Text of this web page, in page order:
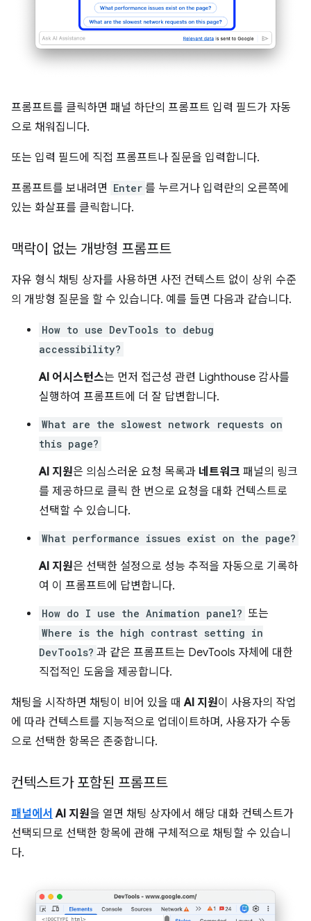
프롬프트를 클릭하면 패널 하단의 프롬프트 입력 필드가 자동
으로 채워집니다.
또는 입력 필드에 직접 프롬프트나 질문을 입력합니다.
프롬프트를 보내려면 Enter 를 누르거나 입력란의 오른쪽에
있는 화살표를 클릭합니다.
맥락이 없는 개방형 프롬프트
자유 형식 채팅 상자를 사용하면 사전 컨텍스트 없이 상위 수준
의 개방형 질문을 할 수 있습니다. 예를 들면 다음과 같습니다.
How to use DevTools to debug
accessibility?
AI 어시스턴스는 먼저 접근성 관련 Lighthouse 감사를
실행하여 프롬프트에 더 잘 답변합니다.
What are the slowest network requests on
this page?
AI 지원은 의심스러운 요청 목록과 네트워크 패널의 링크
를 제공하므로 클릭 한 번으로 요청을 대화 컨텍스트로
선택할 수 있습니다.
What performance issues exist on the page?
AI 지원은 선택한 설정으로 성능 추적을 자동으로 기록하
여 이 프롬프트에 답변합니다.
How do I use the Animation panel? 또는
Where is the high contrast setting in
DevTools? 과 같은 프롬프트는 DevTools 자체에 대한
직접적인 도움을 제공합니다.
채팅을 시작하면 채팅이 비어 있을 때AI 지원이 사용자의 작업
에 따라 컨텍스트를 지능적으로 업데이트하며, 사용자가 수동
으로 선택한 항목은 존중합니다.
컨텍스트가 포함된 프롬프트
패널에서 AI 지원을 열면 채팅 상자에서 해당 대화 컨텍스트가
선택되므로 선택한 항목에 관해 구체적으로 채팅할 수 있습니
다.